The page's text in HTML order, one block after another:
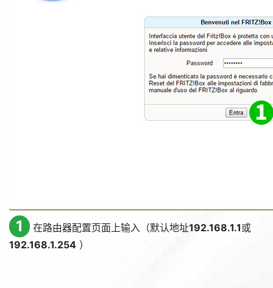
1 在路由器配置页面上输入（默认地址192.168.1.1或
192.168.1.254 ）